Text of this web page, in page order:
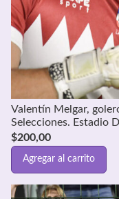
Valentín Melgar,
Selecciones. Estadio
$200,00
Agregar al carrito